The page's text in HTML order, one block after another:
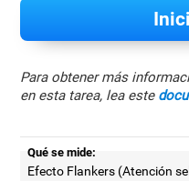
Para obtener más
en esta tarea, lea este
Qué se mide:
Efecto Flankers (Atención